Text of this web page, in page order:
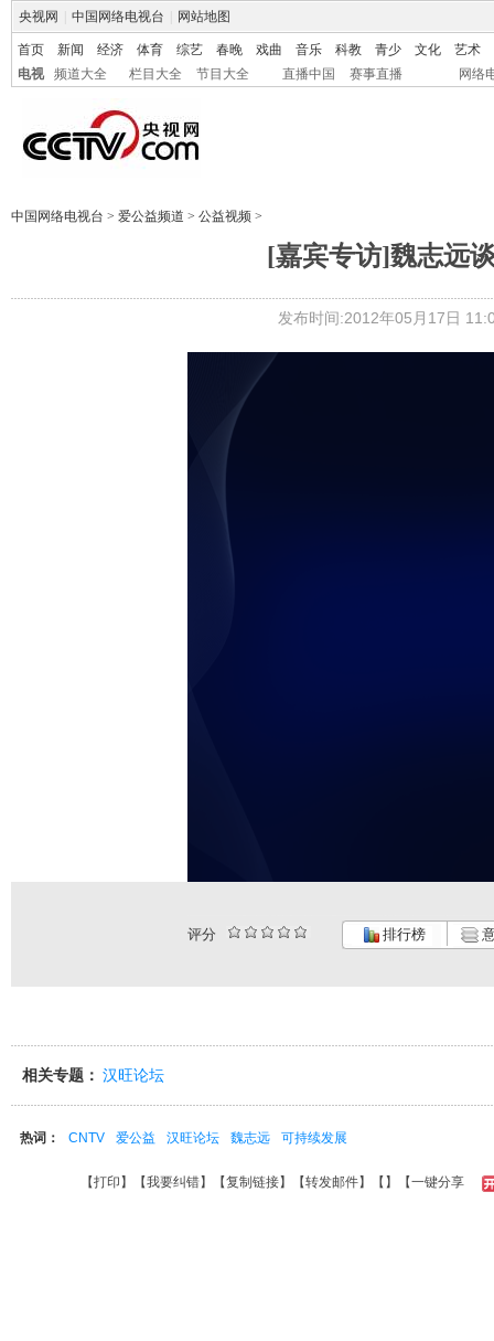
央视网 中国网络电视台 网站地图
首页 新闻 经济 体育 综艺 春晚 戏曲 音乐 科教 青少 文化
艺术
电视
频道大全 栏目大全 节目大全 直播中国 赛事直播 网络
中国网络电视台 > 爱公益频道 > 公益视频 >
[嘉宾专访]魏志远
发布时间:2012年05月17日
评分 排行榜
相关专题： 汉旺论坛
热词： CNTV 爱公益 汉旺论坛 魏志远 可持续发展
【打印 】【我要纠错】【复制链接】【转发邮件】【 】 【一键分享